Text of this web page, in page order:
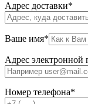
Адрес доставки*
Ваше имя*
Адрес электронной
Номер телефона*